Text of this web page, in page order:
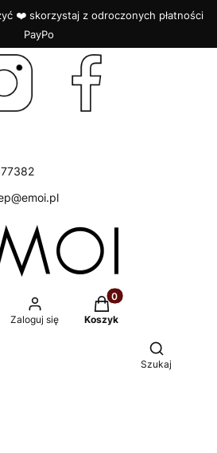
❤️ skorzystaj z odroczonych płatności
PayPo
Zaloguj się
Produkty w
Koszyk
Otwórz
Szukaj